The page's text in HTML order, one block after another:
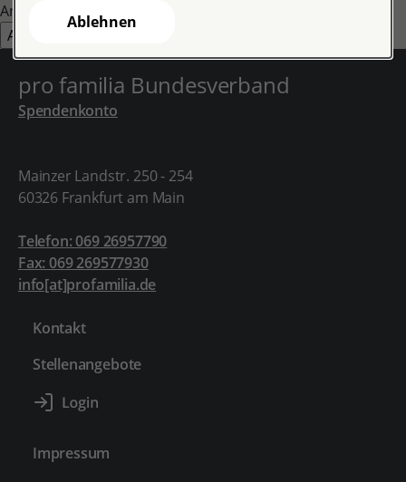
Angemeldet bleiben:
pro familia Bundesverband
Spendenkonto
Mainzer Landstr. 250 - 254
60326 Frankfurt am Main
Telefon: 069 26957790
Fax: 069 269577930
info[at]profamilia.de
Kontakt
Stellenangebote
Impressum
Ablehnen